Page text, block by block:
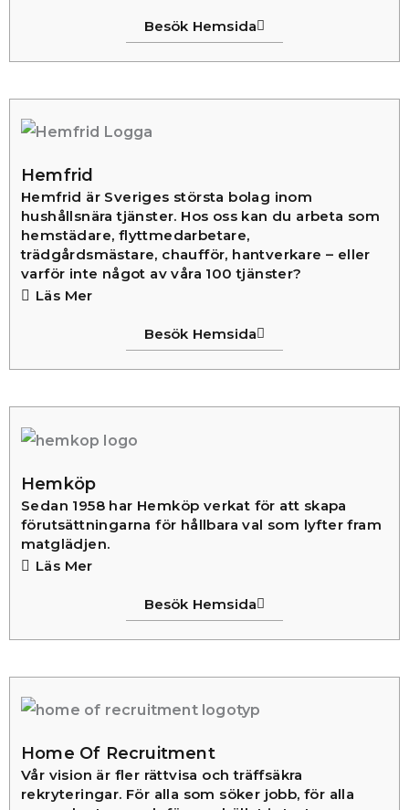
Besök Hemsida
Hemfrid
Hemfrid är Sveriges största bolag inom
hushållsnära tjänster. Hos oss kan du arbeta som
hemstädare, flyttmedarbetare,
trädgårdsmästare, chaufför, hantverkare – eller
varför inte något av våra 100 tjänster?
Besök Hemsida
Läs Mer
Hemköp
Sedan 1958 har Hemköp verkat för att skapa
förutsättningarna för hållbara val som lyfter fram
matglädjen.
Besök Hemsida
Läs Mer
Home Of Recruitment
Vår vision är fler rättvisa och träffsäkra
rekryteringar. För alla som söker jobb, för alla